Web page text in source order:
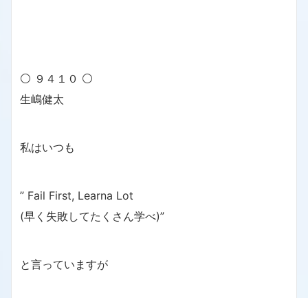
⚪ ９４１０ ⚪
生嶋健太
私はいつも
” Fail First, Learna Lot
(早く失敗してたくさん学べ)”
と言っていますが